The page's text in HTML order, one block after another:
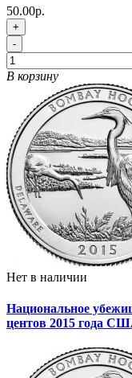
50.00р.
+
-
В корзину
Нет в наличии
Национальное
центов 2015 года